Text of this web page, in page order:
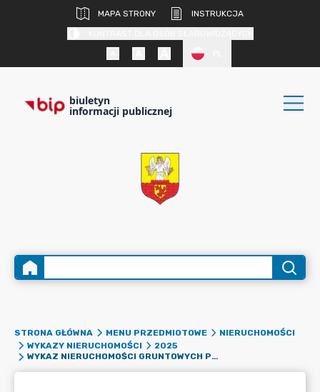
MAPA STRONY
INSTRUKCJA
biuletyn
informacji publicznej
STRONA GŁÓWNA MENU PRZEDMIOTOWE
NIERUCHOMOŚCI
WYKAZY NIERUCHOMOŚCI
2025
WYKAZ NIERUCHOMOŚCI GRUNTOWYCH PRZEZNACZONYCH DO SPRZEDAŻY W TRYBIE BEZPRZETARGOWYM